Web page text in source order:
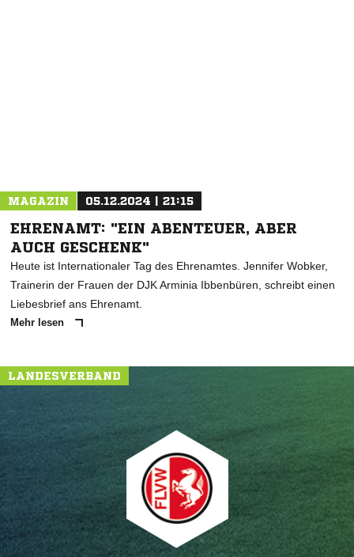
MAGAZIN 05.12.2024 | 21:15
EHRENAMT: "EIN ABENTEUER, ABER
AUCH GESCHENK"
Heute ist Internationaler Tag des Ehrenamtes. Jennifer Wobker,
Trainerin der Frauen der DJK Arminia Ibbenbüren, schreibt einen
Liebesbrief ans Ehrenamt.
Mehr lesen
LANDESVERBAND